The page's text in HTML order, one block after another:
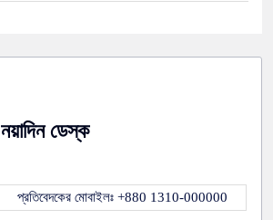
নয়াদিন ডেস্ক
প্রতিবেদকের মোবাইলঃ +880 1310-000000